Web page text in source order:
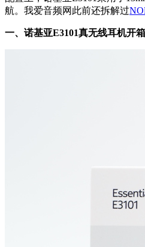
航。我爱音频网此前还拆解过
一、诺基亚E3101真无线耳机开箱